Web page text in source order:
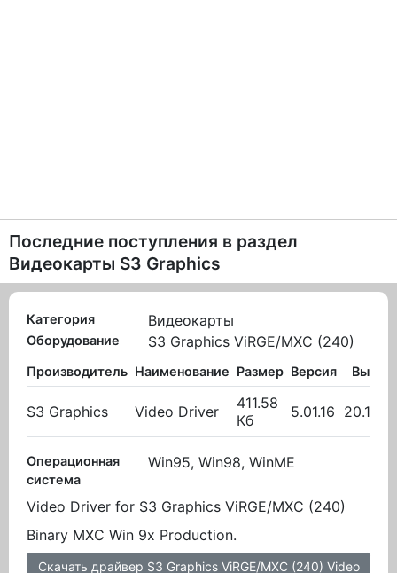
Последние поступления в раздел
Видеокарты S3 Graphics
Категория Видеокарты
Оборудование S3 Graphics ViRGE/MXC (240)
Производитель Наименование Размер Версия
S3 Graphics Video Driver
411.58
Кб
5.01.16
Операционная
система
Win95, Win98, WinME
Video Driver for S3 Graphics ViRGE/MXC (240)
Binary MXC Win 9x Production.
Скачать драйвер S3 Graphics ViRGE/MXC (240) Video